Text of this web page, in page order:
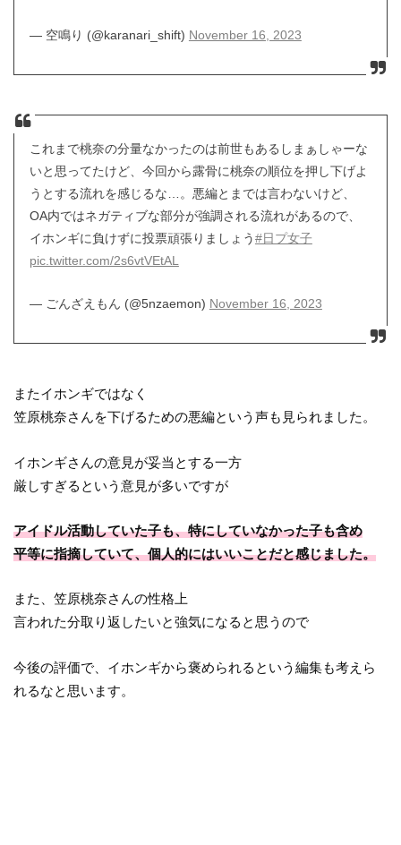
— 空鳴り (@karanari_shift) November 16, 2023
これまで桃奈の分量なかったのは前世もあるしまぁしゃーな
いと思ってたけど、今回から露骨に桃奈の順位を押し下げよ
うとする流れを感じるな…。悪編とまでは言わないけど、
OA内ではネガティブな部分が強調される流れがあるので、
イホンギに負けずに投票頑張りましょう#日プ女子
pic.twitter.com/2s6vtVEtAL
— ごんざえもん (@5nzaemon) November 16, 2023
またイホンギではなく
笠原桃奈さんを下げるための悪編という声も見られました。
イホンギさんの意見が妥当とする一方
厳しすぎるという意見が多いですが
アイドル活動していた子も、特にしていなかった子も含め
平等に指摘していて、個人的にはいいことだと感じました。
また、笠原桃奈さんの性格上
言われた分取り返したいと強気になると思うので
今後の評価で、イホンギから褒められるという編集も考えら
れるなと思います。